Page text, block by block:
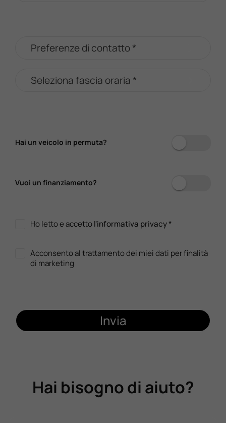
Hai un veicolo in permuta?
Vuoi un finanziamento?
Ho letto e accettol'informativa privacy*
Acconsento al trattamento dei miei dati per finalità
di marketing
Invia
Hai bisogno di aiuto?